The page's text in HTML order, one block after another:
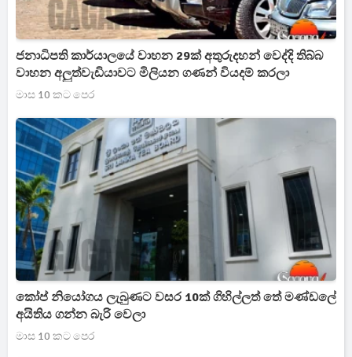
ජනාධිපති කාර්යාලයේ වාහන 29ක් අතුරුදහන් වෙද්දි තිබ්බ
වාහන අලුත්වැඩියාවට මිලියන ගණන් වියදම් කරලා
මාස 10 කට පෙර
කෝප් නියෝගය ලැබුණට වසර 10ක් ගිහිල්ලත් තේ මණ්ඩලේ
අයිතිය ගන්න බැරි වෙලා
මාස 10 කට පෙර